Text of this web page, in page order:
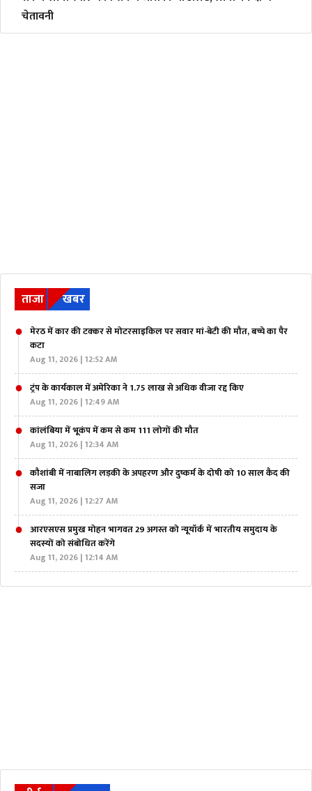
चेतावनी
ताजा खबर
मेरठ में कार की टक्कर से मोटरसाइकिल पर सवार मां-बेटी की मौत, बच्चे का पैर
कटा
Aug 11, 2026 | 12:52 AM
ट्रंप के कार्यकाल में अमेरिका ने 1.75 लाख से अधिक वीजा रद्द किए
Aug 11, 2026 | 12:49 AM
कांलंबिया में भूकंप में कम से कम 111 लोगों की मौत
Aug 11, 2026 | 12:34 AM
कौशांबी में नाबालिग लड़की के अपहरण और दुष्कर्म के दोषी को 10 साल कैद की
सजा
Aug 11, 2026 | 12:27 AM
आरएसएस प्रमुख मोहन भागवत 29 अगस्त को न्यूयॉर्क में भारतीय समुदाय के
सदस्यों को संबोधित करेंगे
Aug 11, 2026 | 12:14 AM